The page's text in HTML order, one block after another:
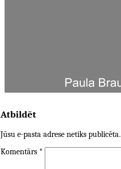
Atbildēt
Jūsu e-pasta adrese netiks publicēta.
Komentārs *